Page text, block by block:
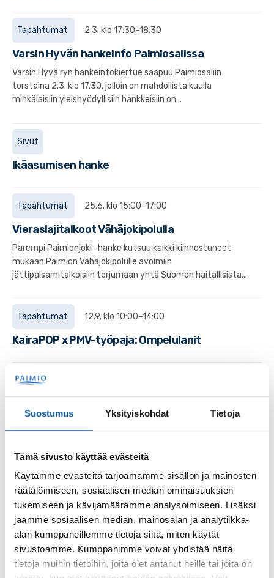
Suostumus Yksityiskohdat Tietoja
Tämä sivusto käyttää evästeitä
Käytämme evästeitä tarjoamamme sisällön ja mainosten
räätälöimiseen, sosiaalisen median ominaisuuksien
tukemiseen ja kävijämäärämme analysoimiseen. Lisäksi
jaamme sosiaalisen median, mainosalan ja analytiikka-
alan kumppaneillemme tietoja siitä, miten käytät
sivustoamme. Kumppanimme voivat yhdistää näitä
tietoja muihin tietoihin, joita olet antanut heille tai joita on
Tapahtumat 2.3. klo 17:30–18:30
Varsin Hyvän hankeinfo Paimiosalissa
Varsin Hyvä ryn hankeinfokiertue saapuu Paimiosaliin
torstaina 2.3. klo 17.30, jolloin on mahdollista kuulla
minkälaisiin yleishyödyllisiin hankkeisiin on...
Sivut
Ikäasumisen hanke
Tapahtumat 25.6. klo 15:00–17:00
Vieraslajitalkoot Vähäjokipolulla
Parempi Paimionjoki -hanke kutsuu kaikki kiinnostuneet
mukaan Paimion Vähäjokipolulle avoimiin
jättipalsamitalkoisiin torjumaan yhtä Suomen haitallisista...
Tapahtumat 12.9. klo 10:00–14:00
KairaPOP x PMV-työpaja: Ompelulanit
Tapahtumat
kokkauskurssi
Uutiset 5.12.2023
Maisemanhoitosuunnitelma
Paimionjokilaaksoon
Paimionjokilaaksoon ryhdytään laatimaan maisemanhoito-
ja käyttösuunnitelmaa. Hanketta vetää Varsinais-Suomen
ELY-keskus ja suunnitelma laaditaan yhdessä...